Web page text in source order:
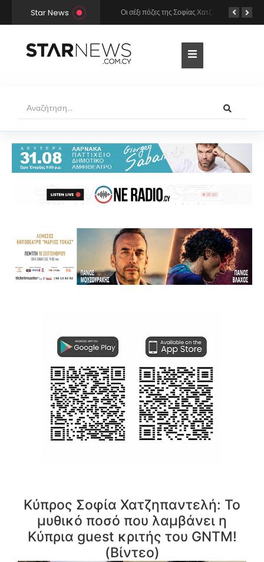
Star News
Κύπρος Σοφία Χατζηπαντελή: Το
μυθικό ποσό που λαμβάνει η
Κύπρια guest κριτής του GNTM!
(Βίντεο)